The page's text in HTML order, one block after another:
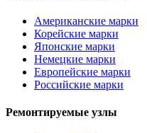
Американские марки
Корейские марки
Японские марки
Немецкие марки
Европейские марки
Российские марки
Ремонтируемые узлы